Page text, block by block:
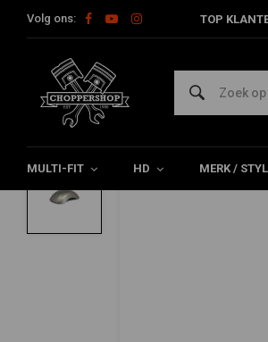
Volg ons: TOP
MULTI-FIT HD MERK /
Home Multi-fit Spatborden
MCS
Rhino, Custom Achter